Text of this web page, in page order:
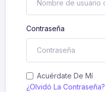
Contraseña
Acuérdate De Mí
¿Olvidó La Contraseña?